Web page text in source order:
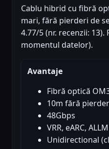
Cablu hibrid cu fibră
mari, fără pierderi de
4.77/5 (nr. recenzii: 13).
momentul datelor).
Avantaje
Fibră optică
10m fără
48Gbps
VRR, eARC, ALLM
Unidirectional